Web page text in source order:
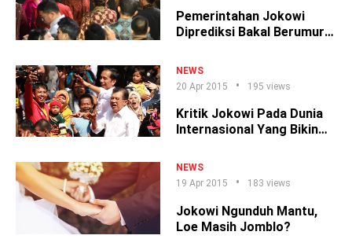
Pemerintahan Jokowi
Diprediksi Bakal Berumur
NEWS
20 Apr 2015
195 views
Kritik Jokowi Pada Dunia
Internasional Yang Bikin
NEWS
19 Apr 2015
183 views
Jokowi Ngunduh Mantu,
Loe Masih Jomblo?